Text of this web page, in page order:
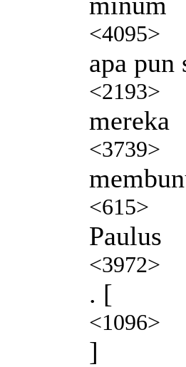
<4095>
apa pun
<2193>
mereka
<3739>
<615>
Paulus
<3972>
. [
<1096>
]